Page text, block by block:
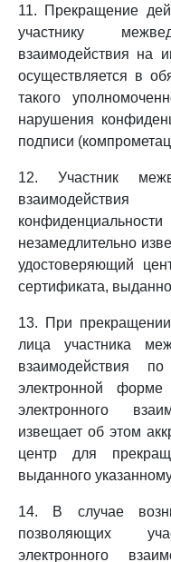
11. Прекращение
участнику
взаимодействия на
осуществляется в
такого
нарушения
подписи
12. Участник
незамедлительно
удостоверяющий
сертификата,
13. При
лица участника
взаимодействия
электронной форме
электронного
извещает об этом
центр для
выданного
14. В случае
позволяющих
электронного